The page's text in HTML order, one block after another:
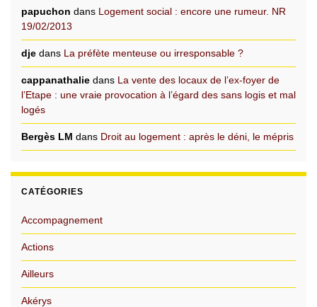
papuchon dans Logement social : encore une rumeur. NR
19/02/2013
dje dans La préfète menteuse ou irresponsable ?
cappanathalie dans La vente des locaux de l’ex-foyer de
l’Etape : une vraie provocation à l’égard des sans logis et mal
logés
Bergès LM dans Droit au logement : après le déni, le mépris
CATÉGORIES
Accompagnement
Actions
Ailleurs
Akérys